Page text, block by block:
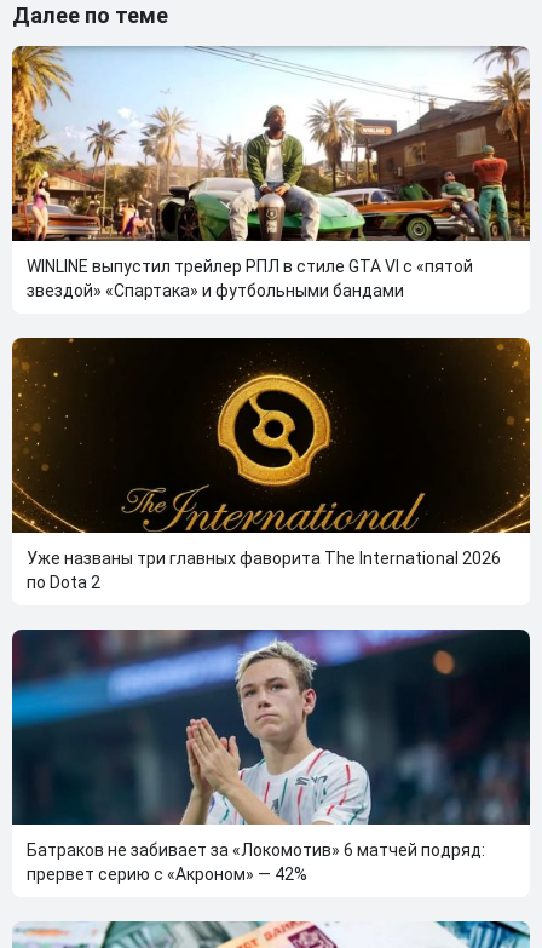
Далее по теме
WINLINE выпустил трейлер РПЛ в стиле GTA VI с «пятой
звездой» «Спартака» и футбольными бандами
Уже названы три главных фаворита The International 2026
по Dota 2
Батраков не забивает за «Локомотив» 6 матчей подряд:
прервет серию с «Акроном» — 42%